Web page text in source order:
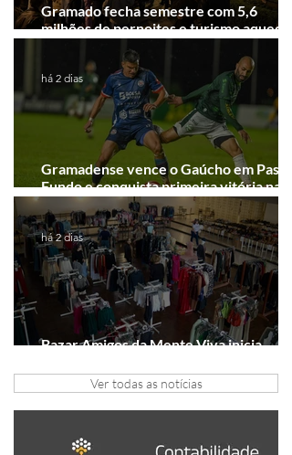
Gramado fecha semestre com 5,6
milhões de pernoites e turismo
Junho desponta!
Gramadense vence o Gaúcho em Passo
Fundo e conquista primeira vitória na
Série A2
há 2 dias
Bazar Amigos da Mente Viva inicia
há 2 dias
Ver todas as notícias